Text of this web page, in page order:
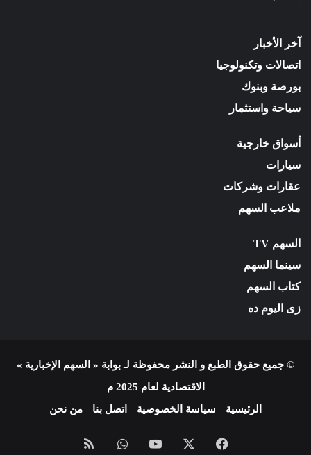
آخر الأخبار
اتصالات وتكنولوجيا
بورصة وبنوك
سياحة واستثمار
أسواق خارجية
سيارات
عقارات وشركات
ملاعب السهم
السهم TV
سينما السهم
كتاب السهم
زى اليوم ده
© جميع حقوق الطبع و النشر محفوظة لـ بوابة « السهم الإخبارية »
الاقتصادية لعام 2025 م
الرئيسية
سياسة الخصوصية اتصل بنا من نحن
فيسبوك يوتيوبواتسابملخص